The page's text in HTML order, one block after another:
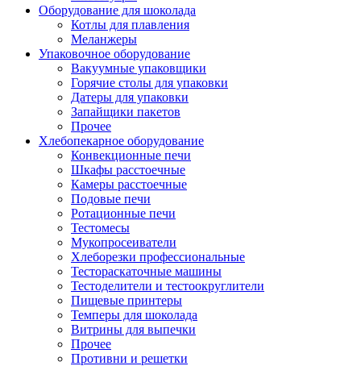
Оборудование для шоколада
Котлы для плавления
Меланжеры
Упаковочное оборудование
Вакуумные упаковщики
Горячие столы для упаковки
Датеры для упаковки
Запайщики пакетов
Прочее
Хлебопекарное оборудование
Конвекционные печи
Шкафы расстоечные
Камеры расстоечные
Подовые печи
Ротационные печи
Тестомесы
Мукопросеиватели
Хлеборезки профессиональные
Тестораскаточные машины
Тестоделители и тестоокруглители
Пищевые принтеры
Темперы для шоколада
Витрины для выпечки
Прочее
Противни и решетки